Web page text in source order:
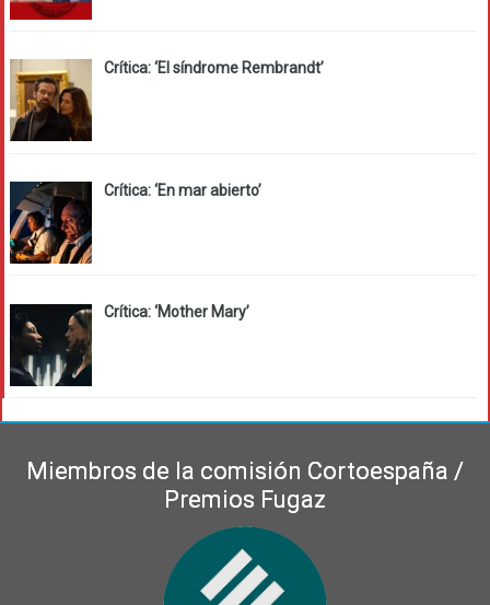
Crítica: ‘El síndrome Rembrandt’
Crítica: ‘En mar abierto’
Crítica: ‘Mother Mary’
Miembros de la comisión Cortoespaña /
Premios Fugaz